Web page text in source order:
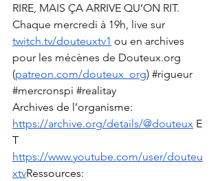
RIRE, MAIS ÇA ARRIVE QU’ON RIT.
Chaque mercredi à 19h, live sur
twitch.tv/douteuxtv1 ou en archives
pour les mécènes de Douteux.org
(patreon.com/douteux_org) #rigueur
#mercronspi #realitay
Archives de l’organisme:
https://archive.org/details/@douteux E
T
https://www.youtube.com/user/douteu
xtvRessources: